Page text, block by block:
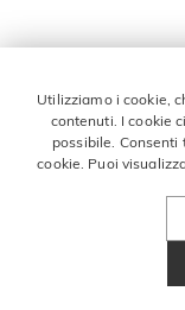
Utilizziamo i cookie,
contenuti. I cookie
possibile. Consenti
cookie. Puoi